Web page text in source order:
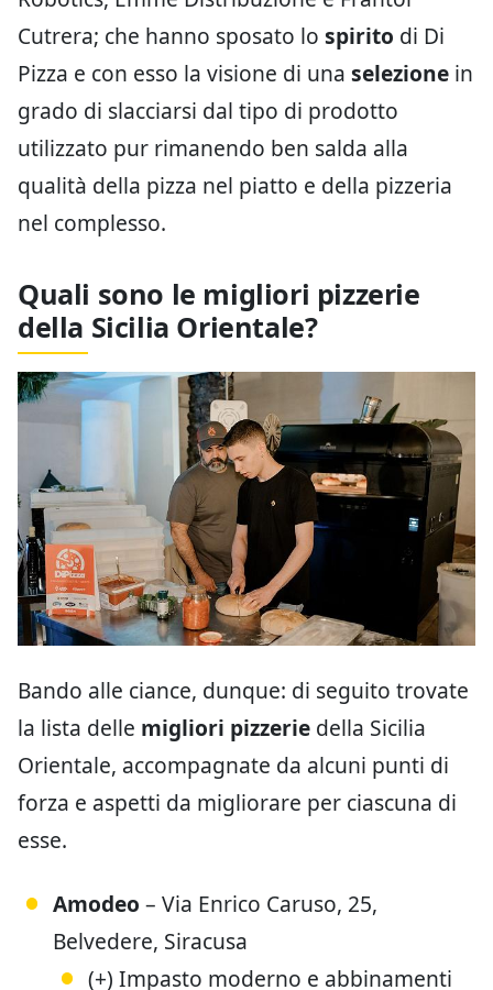
Cutrera; che hanno sposato lo spirito di Di
Pizza e con esso la visione di una selezione in
grado di slacciarsi dal tipo di prodotto
utilizzato pur rimanendo ben salda alla
qualità della pizza nel piatto e della pizzeria
nel complesso.
Quali sono le migliori pizzerie
della Sicilia Orientale?
Bando alle ciance, dunque: di seguito trovate
la lista delle migliori pizzerie della Sicilia
Orientale, accompagnate da alcuni punti di
forza e aspetti da migliorare per ciascuna di
esse.
Amodeo – Via Enrico Caruso, 25,
Belvedere, Siracusa
(+) Impasto moderno e abbinamenti